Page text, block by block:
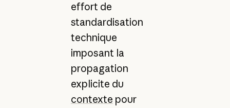
effort de
standardisation
technique
imposant la
propagation
explicite du
contexte pour